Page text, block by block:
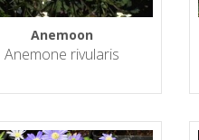
Anemoon
Anemone rivularis